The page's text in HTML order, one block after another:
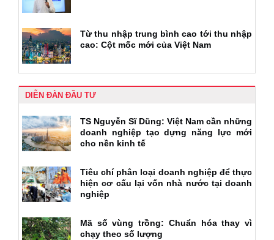
Từ thu nhập trung bình cao tới thu nhập
cao: Cột mốc mới của Việt Nam
DIỄN ĐÀN ĐẦU TƯ
TS Nguyễn Sĩ Dũng: Việt Nam cần những
doanh nghiệp tạo dựng năng lực mới
cho nền kinh tế
Tiêu chí phân loại doanh nghiệp để thực
hiện cơ cấu lại vốn nhà nước tại doanh
nghiệp
Mã số vùng trồng: Chuẩn hóa thay vì
chạy theo số lượng